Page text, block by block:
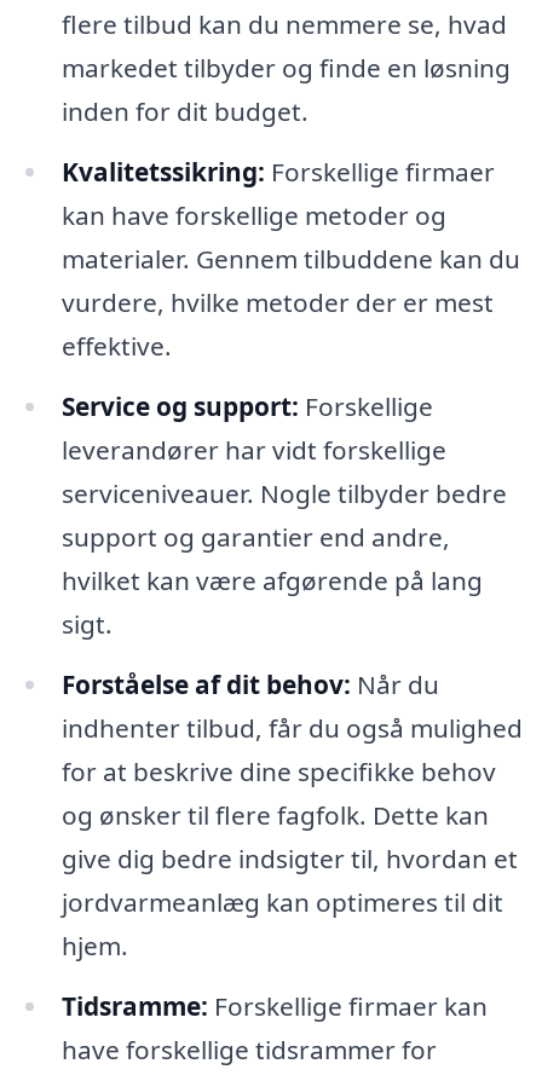
flere tilbud kan du nemmere se, hvad
markedet tilbyder og finde en løsning
inden for dit budget.
Kvalitetssikring: Forskellige firmaer
kan have forskellige metoder og
materialer. Gennem tilbuddene kan du
vurdere, hvilke metoder der er mest
effektive.
Service og support: Forskellige
leverandører har vidt forskellige
serviceniveauer. Nogle tilbyder bedre
support og garantier end andre,
hvilket kan være afgørende på lang
sigt.
Forståelse af dit behov: Når du
indhenter tilbud, får du også mulighed
for at beskrive dine specifikke behov
og ønsker til flere fagfolk. Dette kan
give dig bedre indsigter til, hvordan et
jordvarmeanlæg kan optimeres til dit
hjem.
Tidsramme: Forskellige firmaer kan
have forskellige tidsrammer for